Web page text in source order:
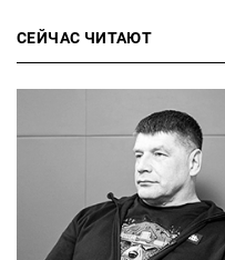
СЕЙЧАС ЧИТАЮТ